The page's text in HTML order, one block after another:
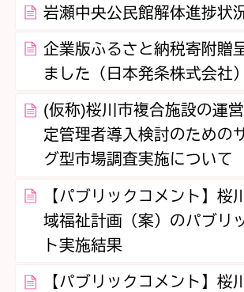
岩瀬中央公民館解体進捗状
企業版ふるさと納税寄附贈
ました（日本発条株式会社）
(仮称)桜川市複合施設の運
定管理者導入検討のための
グ型市場調査実施について
【パブリックコメント】桜
域福祉計画（案）のパブリ
ト実施結果
【パブリックコメント】桜